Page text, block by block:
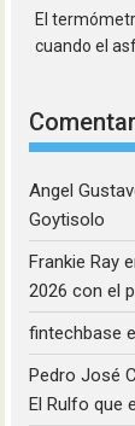
El
cuando el
Angel
Goytisolo
Frankie Ray
2026 con el
fintechbase
Pedro José
El Rulfo que